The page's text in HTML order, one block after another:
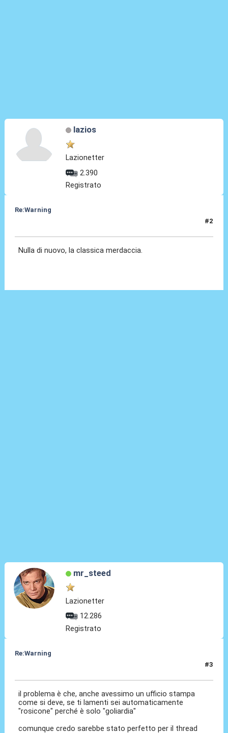
lazios
Lazionetter
2.390
Registrato
Re:Warning
#2
Nulla di nuovo, la classica merdaccia.
mr_steed
Lazionetter
12.286
Registrato
Re:Warning
#3
il problema è che, anche avessimo un ufficio stampa
come si deve, se ti lamenti sei automaticamente
"rosicone" perché è solo "goliardia"
comunque credo sarebbe stato perfetto per il thread